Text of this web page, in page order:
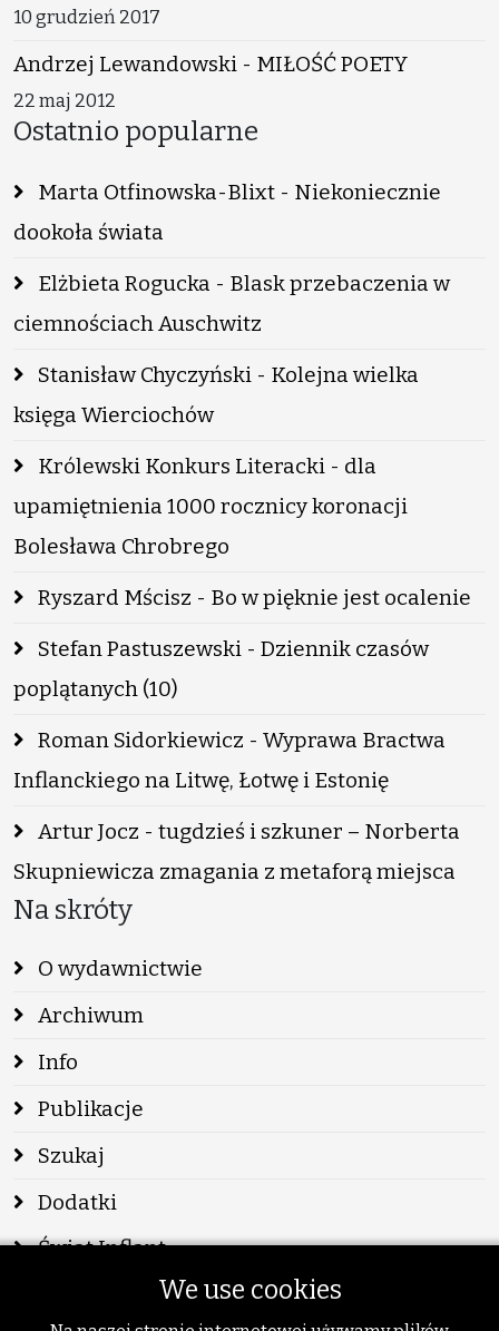
10 grudzień 2017
Andrzej Lewandowski - MIŁOŚĆ POETY
22 maj 2012
Ostatnio popularne
Marta Otfinowska-Blixt - Niekoniecznie
dookoła świata
Elżbieta Rogucka - Blask przebaczenia w
ciemnościach Auschwitz
Stanisław Chyczyński - Kolejna wielka
księga Wierciochów
Królewski Konkurs Literacki - dla
upamiętnienia 1000 rocznicy koronacji
Bolesława Chrobrego
Ryszard Mścisz - Bo w pięknie jest ocalenie
Stefan Pastuszewski - Dziennik czasów
poplątanych (10)
Roman Sidorkiewicz - Wyprawa Bractwa
Inflanckiego na Litwę, Łotwę i Estonię
Artur Jocz - tugdzieś i szkuner – Norberta
Skupniewicza zmagania z metaforą miejsca
Na skróty
O wydawnictwie
Archiwum
Info
Publikacje
Szukaj
Dodatki
Świat Inflant
We use cookies